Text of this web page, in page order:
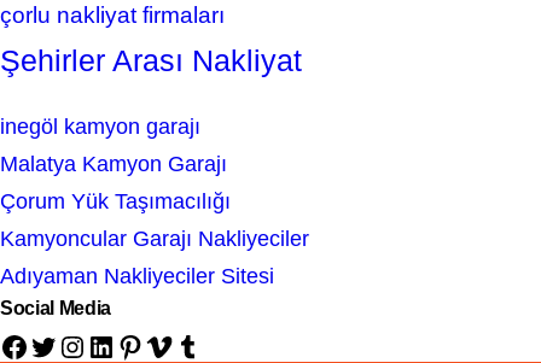
çorlu nakliyat firmaları
Şehirler Arası Nakliyat
inegöl kamyon garajı
Malatya Kamyon Garajı
Çorum Yük Taşımacılığı
Kamyoncular Garajı Nakliyeciler
Adıyaman Nakliyeciler Sitesi
Social Media
Facebook Twitter Instagram LinkedIn Pinterest Vimeo Tumblr